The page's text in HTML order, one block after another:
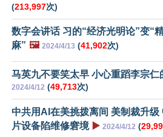
(213,997次)
数字会讲话 习的“经济光明论”变“
麻” 🖼️ 2024/4/13 (41,902次)
马英九不要笑太早 小心重蹈李宗仁
2024/4/12 (49,713次)
中共用AI在美挑拨离间 美制裁升级
片设备陷维修窘境 ▶️ 2024/4/12 (